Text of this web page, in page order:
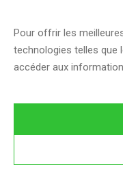
Pour offrir les
technologies telles
accéder aux
© 2024 JulieChristolhomme